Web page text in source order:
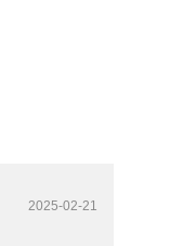
2025-02-21